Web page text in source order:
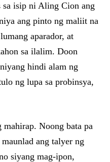
isip ni Aling Cion ang
ang pinto ng maliit na
aparador, at
sa ilalim. Doon
hindi alam ng
ng lupa sa probinsya,
Noong bata pa
ang talyer ng
siyang mag-ipon,